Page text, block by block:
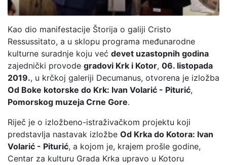
Kao dio manifestacije Štorija o galiji Cristo
Ressussitato, a u sklopu programa međunarodne
kulturne suradnje koju već devet uzastopnih godina
zajednički provode gradovi Krk i Kotor, 06. listopada
2019., u krčkoj galeriji Decumanus, otvorena je izložba
Od Boke kotorske do Krk: Ivan Volarić - Piturić,
Pomorskog muzeja Crne Gore.
Riječ je o izložbeno-istraživačkom projektu koji
predstavlja nastavak izložbe Od Krka do Kotora: Ivan
Volarić - Piturić, a kojom je, krajem prošle godine,
Centar za kulturu Grada Krka upravo u Kotoru